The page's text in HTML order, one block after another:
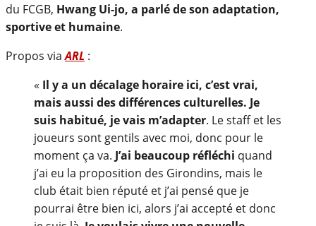
du FCGB, Hwang Ui-jo, a parlé de son adaptation,
sportive et humaine.
Propos viaARL :
« Il y a un décalage horaire ici, c’est vrai,
mais aussi des différences culturelles. Je
suis habitué, je vais m’adapter. Le staff et les
joueurs sont gentils avec moi, donc pour le
moment ça va. J’ai beaucoup réfléchi quand
j’ai eu la proposition des Girondins, mais le
club était bien réputé et j’ai pensé que je
pourrai être bien ici, alors j’ai accepté et donc